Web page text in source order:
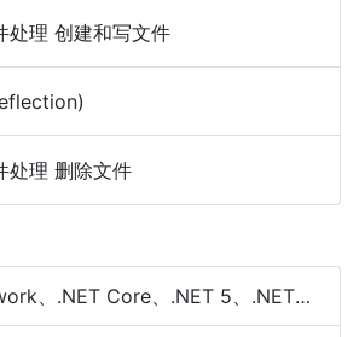
处理 创建和写文件
处理 删除文件
Core、.NET 5、.NET 6和.NET 7 简介及区别